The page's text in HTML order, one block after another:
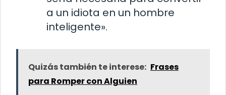
a un idiota en un hombre
inteligente».
Quizás también te interese: Frases
para Romper con Alguien